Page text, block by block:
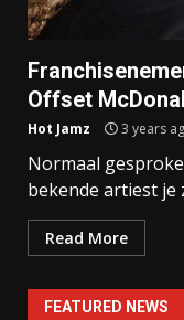
Offset
Hot Jamz 3 years
Normaal
bekende artiest je
Read More
FEATURED NEWS